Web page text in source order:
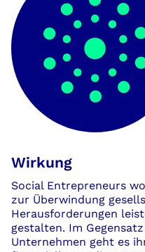
Wirkung
Social Entrepreneurs
zur Überwindung
Herausforderungen
gestalten. Im
Unternehmen geht es